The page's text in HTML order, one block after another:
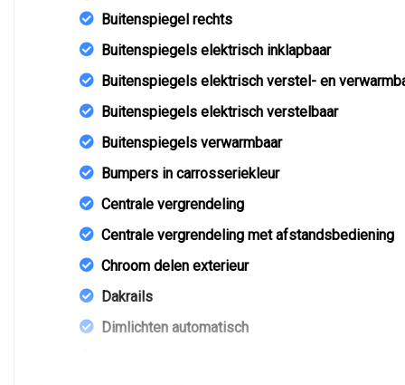
Buitenspiegel rechts
Buitenspiegels elektrisch inklapbaar
Buitenspiegels elektrisch verstel- en
Buitenspiegels elektrisch verstelbaar
Buitenspiegels verwarmbaar
Bumpers in carrosseriekleur
Centrale vergrendeling
Centrale vergrendeling met afstandsbediening
Chroom delen exterieur
Dakrails
Dimlichten automatisch